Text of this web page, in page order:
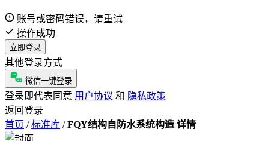
账号或密码错误，请重试
操作成功
立即登录
其他登录方式
微信一键登录
登录即代表同意 用户协议 和 隐私政策
返回登录
首页 / 标准库 / FQY结构自防水系统构造 详情